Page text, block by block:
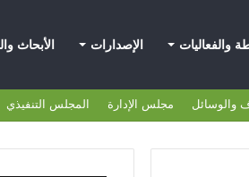
والفعاليات الإصدارات الأبحاث
والوسائل مجلس الإدارة المجلس التنفيذي